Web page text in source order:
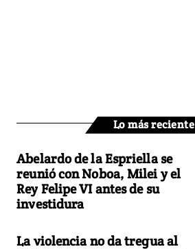
Lo más reciente
Abelardo de la Espriella se
reunió con Noboa, Milei y el
Rey Felipe VI antes de su
investidura
La violencia no da tregua al